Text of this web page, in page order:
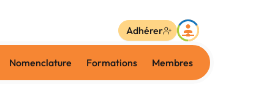
Nomenclature Formations Membres
Adhérer